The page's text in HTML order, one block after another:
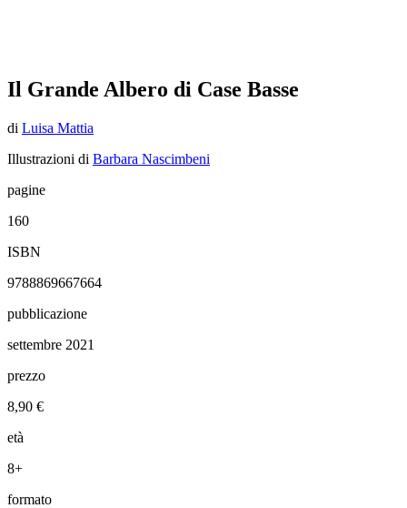
Il Grande Albero di Case Basse
di Luisa Mattia
Illustrazioni di Barbara Nascimbeni
pagine
160
ISBN
9788869667664
pubblicazione
settembre 2021
prezzo
8,90 €
età
8+
formato